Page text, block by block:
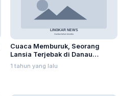
Cuaca Memburuk, Seorang
Lansia Terjebak di Danau
Rawapening Saat Mencari
Enceng Gondok
1 tahun yang lalu